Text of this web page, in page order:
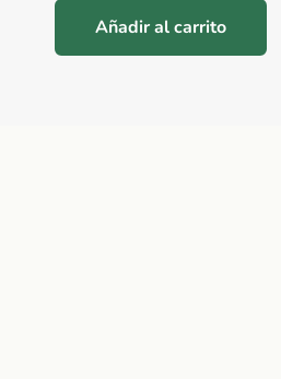
Añadir al carrito